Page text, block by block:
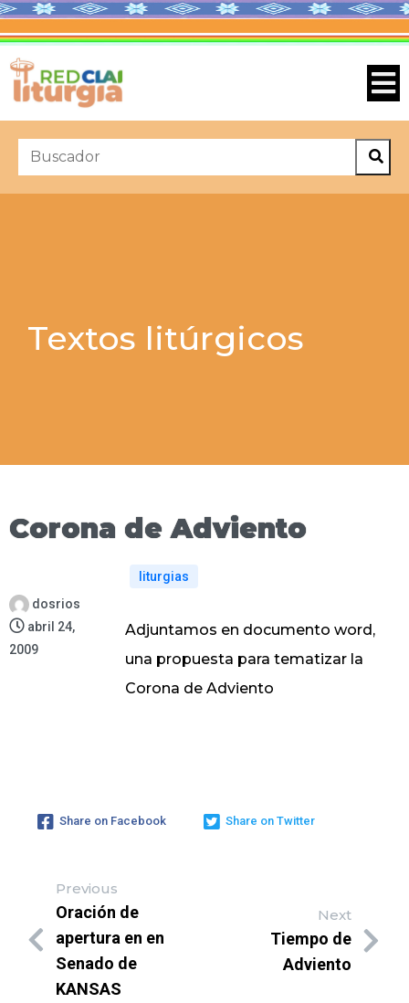
Textos litúrgicos
Corona de Adviento
dosrios
abril 24,
2009
liturgias
Adjuntamos en documento word ,
una propuesta para tematizar la
Corona de Adviento
Share on Facebook Share on Twitter
Previous
Oración de
apertura en en
Senado de
KANSAS
Next
Tiempo de
Adviento